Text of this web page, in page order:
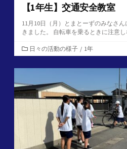
【1年生】交通安全教室
11月10日（月）とまとーずのみなさ
きました。 自転車を乗るときに注意
カ
テ
ゴ
ー
日々の活動の様子 / 1年